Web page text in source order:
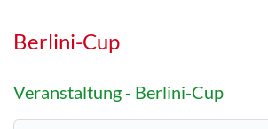
Berlini-Cup
Veranstaltung - Berlini-Cup